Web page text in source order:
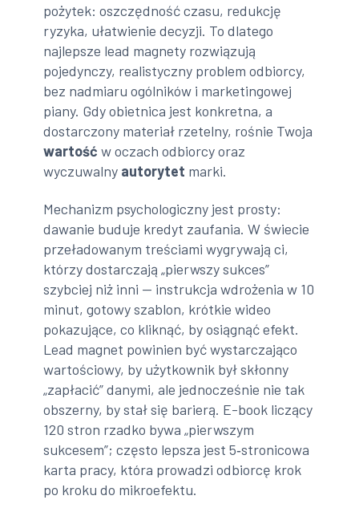
pożytek: oszczędność czasu, redukcję
ryzyka, ułatwienie decyzji. To dlatego
najlepsze lead magnety rozwiązują
pojedynczy, realistyczny problem odbiorcy,
bez nadmiaru ogólników i marketingowej
piany. Gdy obietnica jest konkretna, a
dostarczony materiał rzetelny, rośnie Twoja
wartość w oczach odbiorcy oraz
wyczuwalny autorytet marki.
Mechanizm psychologiczny jest prosty:
dawanie buduje kredyt zaufania. W świecie
przeładowanym treściami wygrywają ci,
którzy dostarczają „pierwszy sukces”
szybciej niż inni — instrukcja wdrożenia w 10
minut, gotowy szablon, krótkie wideo
pokazujące, co kliknąć, by osiągnąć efekt.
Lead magnet powinien być wystarczająco
wartościowy, by użytkownik był skłonny
„zapłacić” danymi, ale jednocześnie nie tak
obszerny, by stał się barierą. E-book liczący
120 stron rzadko bywa „pierwszym
sukcesem”; często lepsza jest 5‑stronicowa
karta pracy, która prowadzi odbiorcę krok
po kroku do mikroefektu.